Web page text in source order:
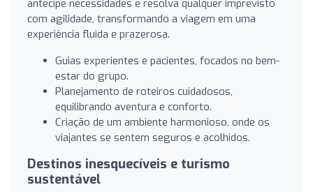
antecipe necessidades e resolva qualquer imprevisto
com agilidade, transformando a viagem em uma
experiência fluida e prazerosa.
Guias experientes e pacientes, focados no bem-
estar do grupo.
Planejamento de roteiros cuidadosos,
equilibrando aventura e conforto.
Criação de um ambiente harmonioso, onde os
viajantes se sentem seguros e acolhidos.
Destinos inesquecíveis e turismo
sustentável